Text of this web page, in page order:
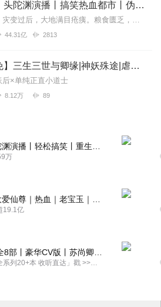
第九特区丨头陀渊演播丨搞笑热血都市丨伪戒丨VIP免费多人有声剧
【内容简介】灾变过后，大地满目疮痍。粮食匮乏，资源紧俏，局势混乱……一位从待规划区杀出来的青年，背对着漫天黄沙，孤身来到九区谋生，却不曾想偶然结识三五好友，一念...
44.31亿 2813
【多播限免】三生三世与卿缘|神妖殊途|虐恋情深
后×单纯正直小道士
8.12万 89
万
19.1亿
「盗墓笔记全系列20+本 收听直达」戳 >>改编自南派三叔同名作品，腾讯音乐娱乐集团出品，冠声文化制作，...